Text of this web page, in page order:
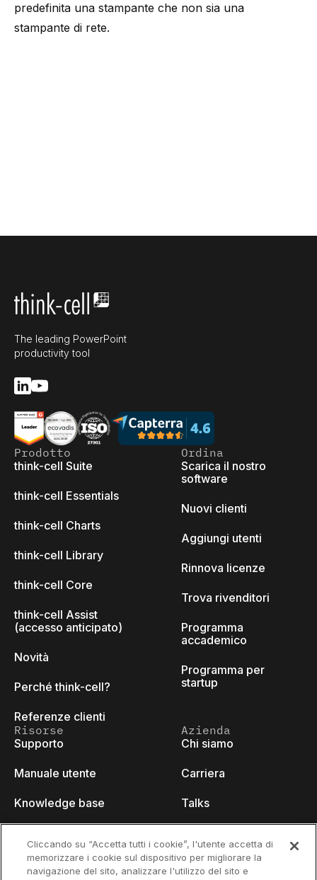
predefinita una stampante che non sia una
stampante di rete.
The leading PowerPoint
productivity tool
Prodotto
think-cell Suite
think-cell Essentials
think-cell Charts
think-cell Library
think-cell Core
think-cell Assist
(accesso anticipato)
Novità
Perché think-cell?
Referenze clienti
Ordina
Scarica il nostro
software
Nuovi clienti
Aggiungi utenti
Rinnova licenze
Trova rivenditori
Programma
accademico
Programma per
startup
Risorse
Supporto
Manuale utente
Knowledge base
Video tutorials
Azienda
Chi siamo
Carriera
Talks
Developer blog
Cliccando su “Accetta tutti i cookie”, l'utente accetta di
memorizzare i cookie sul dispositivo per migliorare la
navigazione del sito, analizzare l'utilizzo del sito e